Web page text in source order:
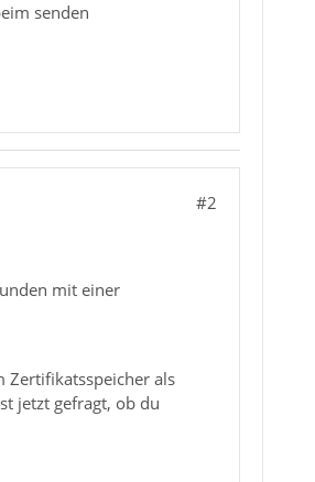
senden
#2
mit einer
Zertifikatsspeicher als
jetzt gefragt, ob du